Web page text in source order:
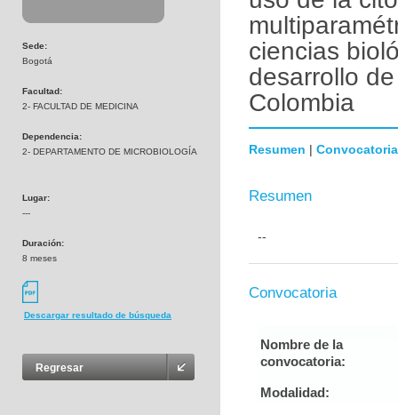
Sede:
Bogotá
Facultad:
2- FACULTAD DE MEDICINA
Dependencia:
2- DEPARTAMENTO DE MICROBIOLOGÍA
Lugar:
---
Duración:
8 meses
Descargar resultado de búsqueda
Regresar
ciencias
desarrollo
Colombia
Resumen | Convocatoria
Resumen
--
Convocatoria
Nombre de la
convocatoria:
Modalidad: